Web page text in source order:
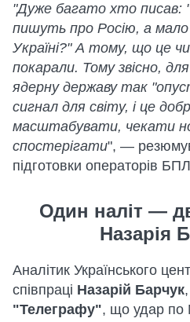
"Дуже багато хто писав:
пишуть про Росію, а
Україні?" А тому, що це
покарали. Тому звісно,
ядерну державу так
сигнал для світу, і це
масштабувати, чекати
спостерігати", —
підготовки операторів
Один наліт —
Назарія
Аналітик Українського
співпраці Назарій Барчук
"Телеграфу", що удар по